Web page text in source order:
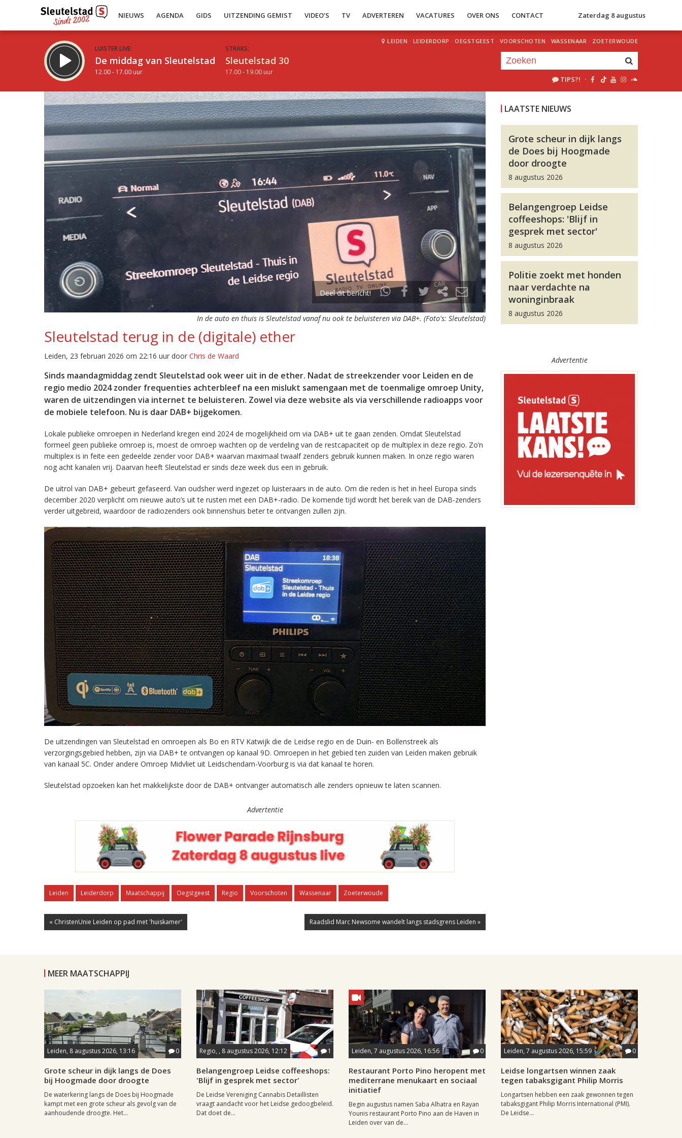
NIEUWS AGENDA GIDS UITZENDING GEMIST VIDEO’S TV ADVERTEREN VACATURES OVER ONS CONTACT Zaterdag 8 augustus
LUISTER LIVE:
De middag van Sleutelstad
12.00 - 17.00 uur
STRAKS:
Sleutelstad 30
17.00 - 19.00 uur
LEIDEN · LEIDERDORP · OEGSTGEEST · VOORSCHOTEN · WASSENAAR · ZOETERWOUDE
TIPS?! ·
Deel dit bericht!
In de auto en thuis is Sleutelstad vanaf nu ook te beluisteren via DAB+. (Foto's: Sleutelstad)
Sleutelstad terug in de (digitale) ether
Leiden, 23 februari 2026 om 22:16 uur door Chris de Waard
Sinds maandagmiddag zendt Sleutelstad ook weer uit in de ether. Nadat de streekzender voor Leiden en de
regio medio 2024 zonder frequenties achterbleef na een mislukt samengaan met de toenmalige omroep Unity,
waren de uitzendingen via internet te beluisteren. Zowel via deze website als via verschillende radioapps voor
de mobiele telefoon. Nu is daar DAB+ bijgekomen.
Lokale publieke omroepen in Nederland kregen eind 2024 de mogelijkheid om via DAB+ uit te gaan zenden. Omdat Sleutelstad
formeel geen publieke omroep is, moest de omroep wachten op de verdeling van de restcapaciteit op de multiplex in deze regio. Zo’n
multiplex is in feite een gedeelde zender voor DAB+ waarvan maximaal twaalf zenders gebruik kunnen maken. In onze regio waren
nog acht kanalen vrij. Daarvan heeft Sleutelstad er sinds deze week dus een in gebruik.
De uitrol van DAB+ gebeurt gefaseerd. Van oudsher werd ingezet op luisteraars in de auto. Om die reden is het in heel Europa sinds
december 2020 verplicht om nieuwe auto’s uit te rusten met een DAB+-radio. De komende tijd wordt het bereik van de DAB-zenders
verder uitgebreid, waardoor de radiozenders ook binnenshuis beter te ontvangen zullen zijn.
De uitzendingen van Sleutelstad en omroepen als Bo en RTV Katwijk die de Leidse regio en de Duin- en Bollenstreek als
verzorgingsgebied hebben, zijn via DAB+ te ontvangen op kanaal 9D. Omroepen in het gebied ten zuiden van Leiden maken gebruik
van kanaal 5C. Onder andere Omroep Midvliet uit Leidschendam-Voorburg is via dat kanaal te horen.
Sleutelstad opzoeken kan het makkelijkste door de DAB+ ontvanger automatisch alle zenders opnieuw te laten scannen.
Advertentie
Leiden Leiderdorp Maatschappij Oegstgeest Regio Voorschoten Wassenaar Zoeterwoude
« ChristenUnie Leiden op pad met 'huiskamer' Raadslid Marc Newsome wandelt langs stadsgrens Leiden »
LAATSTE NIEUWS
Grote scheur in dijk langs
de Does bij Hoogmade
door droogte
8 augustus 2026
Belangengroep Leidse
coffeeshops: 'Blijf in
gesprek met sector'
8 augustus 2026
Politie zoekt met honden
naar verdachte na
woninginbraak
8 augustus 2026
Advertentie
MEER MAATSCHAPPIJ
Leiden, 8 augustus 2026, 13:16 0
Grote scheur in dijk langs de Does
bij Hoogmade door droogte
De waterkering langs de Does bij Hoogmade
kampt met een grote scheur als gevolg van de
aanhoudende droogte. Het...
Regio, , 8 augustus 2026, 12:12 1
Belangengroep Leidse coffeeshops:
'Blijf in gesprek met sector'
De Leidse Vereniging Cannabis Detaillisten
vraagt aandacht voor het Leidse gedoogbeleid.
Dat doet de...
Leiden, 7 augustus 2026, 16:56 0
Restaurant Porto Pino heropent met
mediterrane menukaart en sociaal
initiatief
Begin augustus namen Saba Alhatra en Rayan
Younis restaurant Porto Pino aan de Haven in
Leiden over van de...
Leiden, 7 augustus 2026, 15:59 0
Leidse longartsen winnen zaak
tegen tabaksgigant Philip Morris
Longartsen hebben een zaak gewonnen tegen
tabaksgigant Philip Morris International (PMI).
De Leidse...